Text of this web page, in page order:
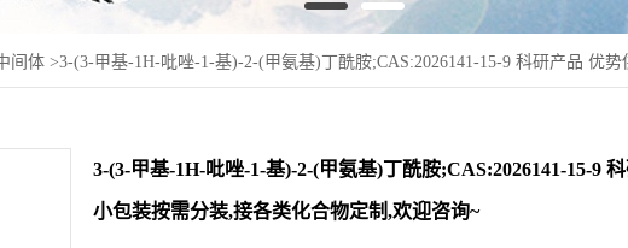
间体 >3-(3-甲基-1H-吡唑-1-基)-2-(甲氨基)丁酰胺;CAS:2026141-15-9 科研产品 优
3-(3-甲基-1H-吡唑-1-基)-2-(甲氨基)丁酰胺;CAS:2026141-15-9
小包装按需分装,接各类化合物定制,欢迎咨询~